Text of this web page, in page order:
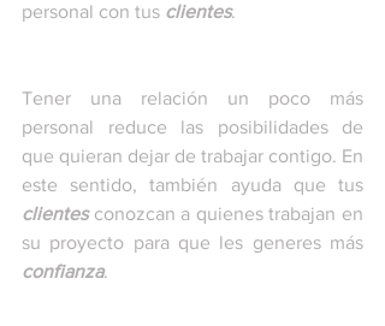
personal con tus clientes.
Tener una relación un poco más
personal reduce las posibilidades de
que quieran dejar de trabajar contigo. En
clientes conozcan a quienes trabajan en
confianza.